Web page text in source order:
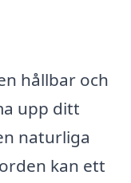
hållbar och
upp ditt
naturliga
kan ett